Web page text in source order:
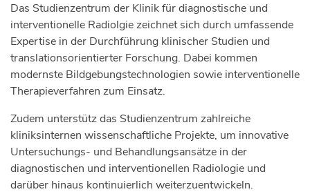
Das Studienzentrum der Klinik für diagnostische und
interventionelle Radiolgie zeichnet sich durch umfassende
Expertise in der Durchführung klinischer Studien und
translationsorientierter Forschung. Dabei kommen
modernste Bildgebungstechnologien sowie interventionelle
Therapieverfahren zum Einsatz.
Zudem unterstütz das Studienzentrum zahlreiche
kliniksinternen wissenschaftliche Projekte, um innovative
Untersuchungs- und Behandlungsansätze in der
diagnostischen und interventionellen Radiologie und
darüber hinaus kontinuierlich weiterzuentwickeln.